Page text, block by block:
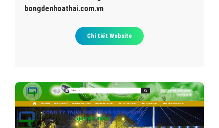
bongdenhoathai.com.vn
Chi tiết Website